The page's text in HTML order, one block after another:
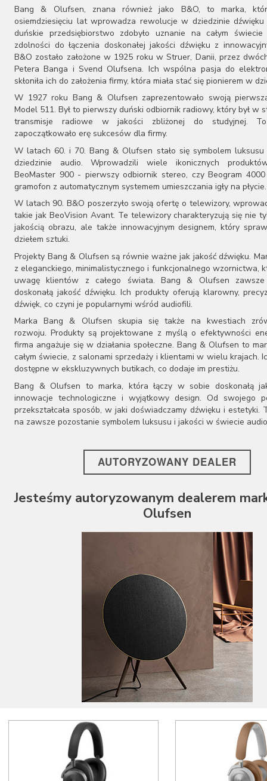
Fezz Audio
Final Audio
Focal
Fonestar
Fyne Audio
Gold Note
Goldring
Grado
Harbeth
Harman/Kardon
Heed Audio
HiFiMAN
iFi Audio
JBL
Keces Audio
KEF
Kimber Kable
Klipsch
Lyngdorf
Marantz
MEE audio
MoFi
Monitor Audio
Musical Fidelity
Music Hall
Mytek
Naim Audio
Nordost
Onkyo
PMC
Polk Audio
Primare
Pro-Ject
Ruark Audio
Skullcandy
Bang & Olufsen, znana również jako B&O, to marka,
osiemdziesięciu lat wprowadza rewolucje w dziedzinie
duńskie przedsiębiorstwo zdobyło uznanie na całym
zdolności do łączenia doskonałej jakości dźwięku z
B&O zostało założone w 1925 roku w Struer, Danii, przez
Petera Banga i Svend Olufsena. Ich wspólna pasja do
skłoniła ich do założenia firmy, która miała stać się pionierem w
W 1927 roku Bang & Olufsen zaprezentowało swoją
Model 511. Był to pierwszy duński odbiornik radiowy, który był w
transmisje radiowe w jakości zbliżonej do studyjnej.
zapoczątkowało erę sukcesów dla firmy.
W latach 60. i 70. Bang & Olufsen stało się symbolem
dziedzinie audio. Wprowadzili wiele ikonicznych
BeoMaster 900 - pierwszy odbiornik stereo, czy Beogram
gramofon z automatycznym systemem umieszczania igły na płycie.
W latach 90. B&O poszerzyło swoją ofertę o telewizory,
takie jak BeoVision Avant. Te telewizory charakteryzują się nie
jakością obrazu, ale także innowacyjnym designem, który
dziełem sztuki.
Projekty Bang & Olufsen są równie ważne jak jakość dźwięku.
z eleganckiego, minimalistycznego i funkcjonalnego wzornictwa,
uwagę klientów z całego świata. Bang & Olufsen
doskonałą jakość dźwięku. Ich produkty oferują klarowny,
dźwięk, co czyni je popularnymi wśród audiofili.
Marka Bang & Olufsen skupia się także na kwestiach
rozwoju. Produkty są projektowane z myślą o efektywności
firma angażuje się w działania społeczne. Bang & Olufsen to
całym świecie, z salonami sprzedaży i klientami w wielu krajach.
dostępne w ekskluzywnych butikach, co dodaje im prestiżu.
Bang & Olufsen to marka, która łączy w sobie doskonałą
innowacje technologiczne i wyjątkowy design. Od swojego
przekształcała sposób, w jaki doświadczamy dźwięku i estetyki.
na zawsze pozostanie symbolem luksusu i jakości w świecie
AUTORYZOWANY DEALER
Jesteśmy autoryzowanym dealerem
Olufsen